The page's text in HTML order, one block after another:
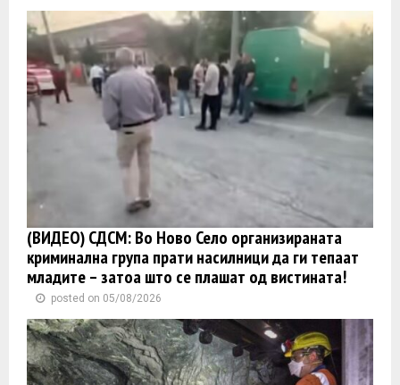
(ВИДЕО) СДСМ: Во Ново Село организираната
криминална група прати насилници да ги тепаат
младите – затоа што се плашат од вистината!
posted on 05/08/2026